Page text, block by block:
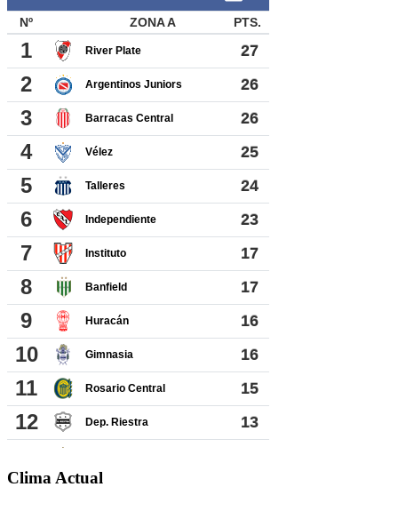
Clima Actual